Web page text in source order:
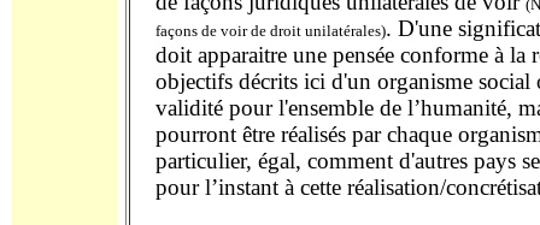
façons de voir de droit unilatérales). D'une
doit apparaitre une pensée conforme à la
objectifs décrits ici d'un organisme social
validité pour l'ensemble de l’humanité,
pourront être réalisés par chaque
particulier, égal, comment d'autres pays
pour l’instant à cette réalisation/